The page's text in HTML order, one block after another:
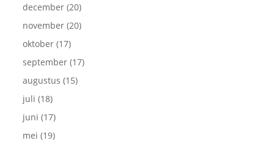
december (20)
november (20)
oktober (17)
september (17)
augustus (15)
juli (18)
juni (17)
mei (19)